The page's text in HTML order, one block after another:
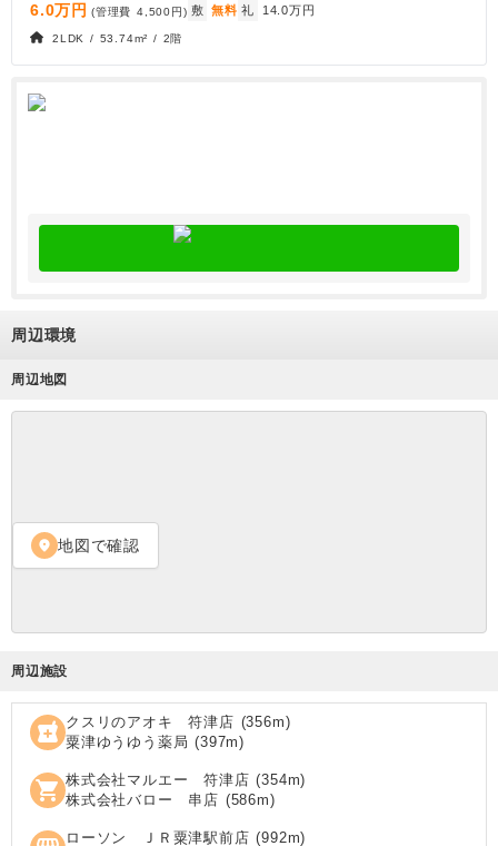
6.0万円 (管理費 4,500円 ) 敷 無料 礼 14.0万円
2LDK / 53.74m² / 2階
周辺環境
周辺地図
location_on 地図で確認
周辺施設
local_pharmacy クスリのアオキ 符津店 (356m)
粟津ゆうゆう薬局 (397m)
shopping_cart 株式会社マルエー 符津店 (354m)
株式会社バロー 串店 (586m)
ローソン ＪＲ粟津駅前店 (992m)